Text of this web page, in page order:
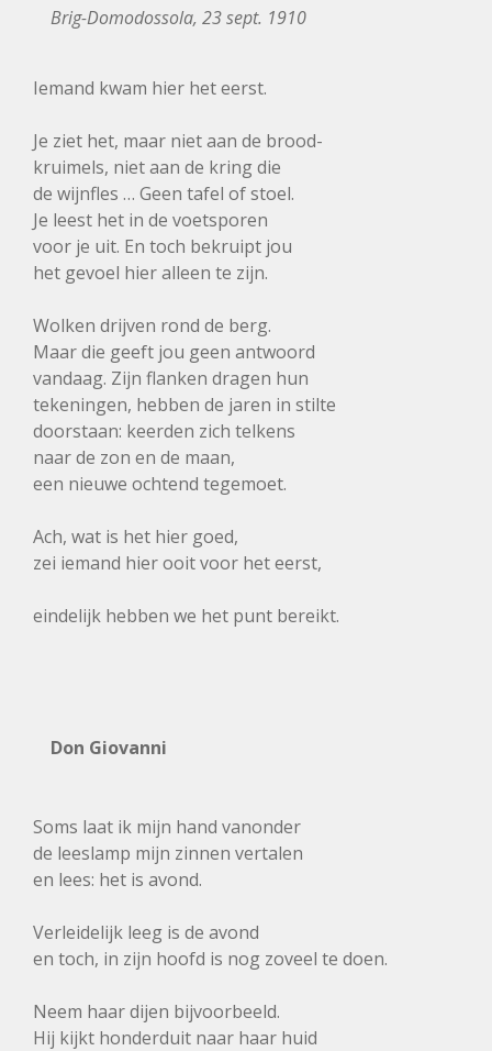
Brig-Domodossola, 23 sept. 1910
Iemand kwam hier het eerst.
Je ziet het, maar niet aan de brood-
kruimels, niet aan de kring die
de wijnfles … Geen tafel of stoel.
Je leest het in de voetsporen
voor je uit. En toch bekruipt jou
het gevoel hier alleen te zijn.
Wolken drijven rond de berg.
Maar die geeft jou geen antwoord
vandaag. Zijn flanken dragen hun
tekeningen, hebben de jaren in stilte
doorstaan: keerden zich telkens
naar de zon en de maan,
een nieuwe ochtend tegemoet.
Ach, wat is het hier goed,
zei iemand hier ooit voor het eerst,
eindelijk hebben we het punt bereikt.
Don Giovanni
Soms laat ik mijn hand vanonder
de leeslamp mijn zinnen vertalen
en lees: het is avond.
Verleidelijk leeg is de avond
en toch, in zijn hoofd is nog zoveel te doen.
Neem haar dijen bijvoorbeeld.
Hij kijkt honderduit naar haar huid